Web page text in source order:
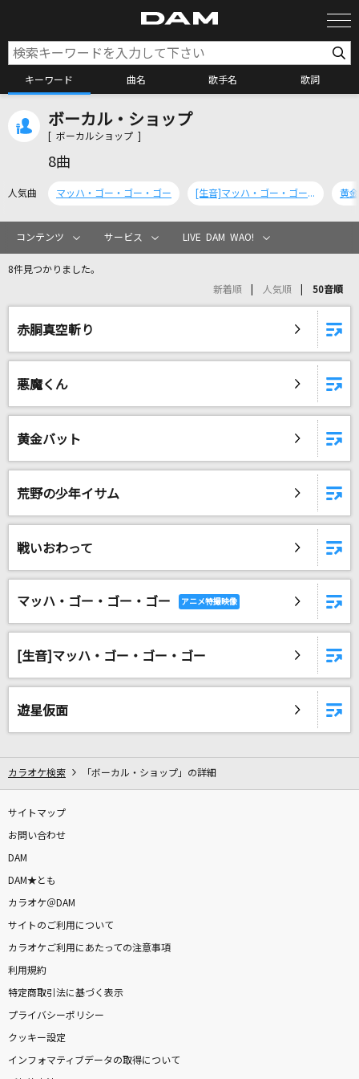
キーワード 曲名 歌手名 歌詞
カラオケ検索
カラオケリクエスト
リアルタイムで歌われている曲の一覧
夢をあきらめないで
岡村孝子
3B LAB.☆S(3B LAB.☆)
TAIDADA
満ちてゆく
藤井 風
[生音]ボクノート
スキマスイッチ
[生音]桜
beautiful flower
美郷あき
キセキ
GReeeeN
ボーカル・ショップ
[ ボーカルショップ ]
8曲
人気曲 マッハ・ゴー・ゴー・ゴー [生音]マッハ・ゴー・ゴー・ゴー 黄
コンテンツ サービス LIVE DAM WAO!
8件見つかりました。
新着順 人気順 50音順
赤胴真空斬り
悪魔くん
黄金バット
荒野の少年イサム
戦いおわって
マッハ・ゴー・ゴー・ゴー
[生音]マッハ・ゴー・ゴー・ゴー
遊星仮面
カラオケ検索 「ボーカル・ショップ」の詳細
サイトマップ
お問い合わせ
DAM
DAM★とも
カラオケ＠DAM
サイトのご利用について
カラオケご利用にあたっての注意事項
利用規約
特定商取引法に基づく表示
プライバシーポリシー
クッキー設定
インフォマティブデータの取得について